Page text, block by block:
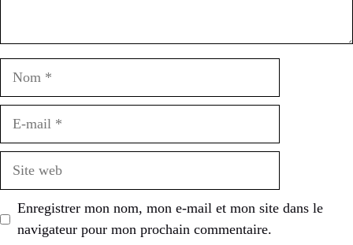
Enregistrer mon nom, mon e-mail et mon site dans le
navigateur pour mon prochain commentaire.